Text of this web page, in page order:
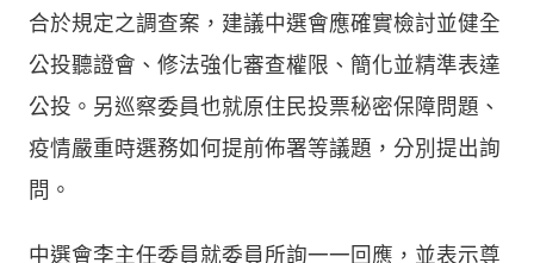
合於規定之調查案，建議中選會應確實檢討並健全
公投聽證會、修法強化審查權限、簡化並精準表達
公投。另巡察委員也就原住民投票秘密保障問題、
疫情嚴重時選務如何提前佈署等議題，分別提出詢
問。
中選會李主任委員就委員所詢一一回應，並表示尊